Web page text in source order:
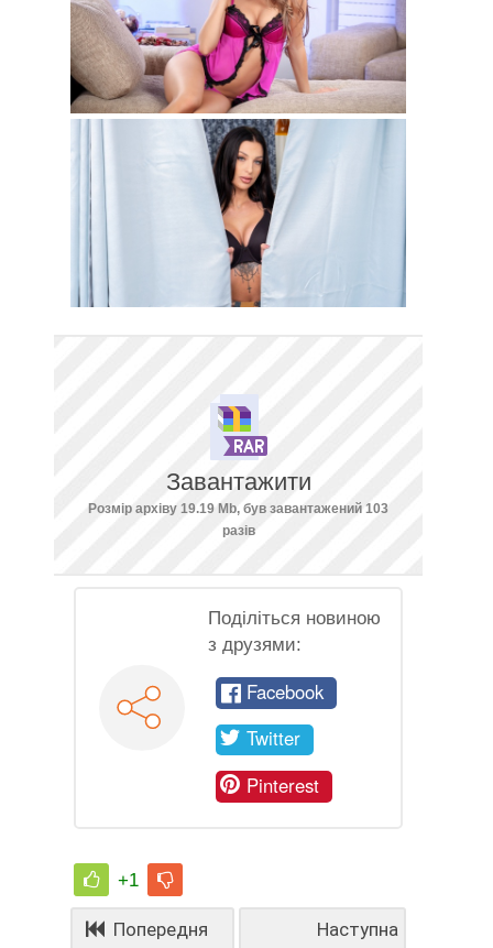
Завантажити
Розмір архіву 19.19 Mb, був завантажений 103
разів
Поділіться новиною
з друзями:
Facebook
Twitter
Pinterest
+1
Попередня
Наступна